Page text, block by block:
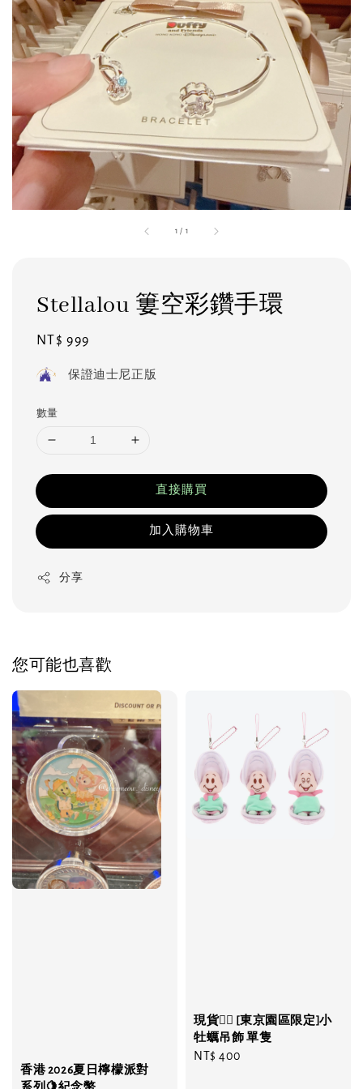
1 / 1
Stellalou 簍空彩鑽手環
Regular
NT$ 999
保證迪士尼正版
數量
直接購買
加入購物車
分享
您可能也喜歡
香港 2026夏日檸檬派對
現貨❤️‍🔥 [東京園區限定]小
牡蠣吊飾 單隻
Regular
NT$ 400